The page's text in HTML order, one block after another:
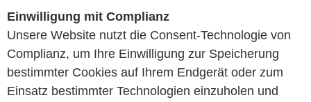
Einwilligung mit Complianz
Unsere Website nutzt die Consent-Technologie von
Complianz, um Ihre Einwilligung zur Speicherung
bestimmter Cookies auf Ihrem Endgerät oder zum
Einsatz bestimmter Technologien einzuholen und